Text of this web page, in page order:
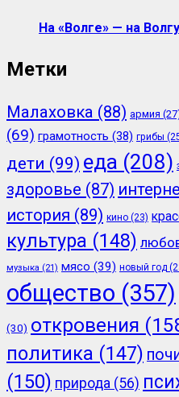
На «Волге» — на
Метки
Малаховка (88) армия
(69) грамотность (38) грибы
дети (99) еда (208)
здоровье (87)
история (89) кино (23)
культура (148)
музыка (21) мясо (39) новый год
общество (357)
(30) откровения
политика (147)
(150) природа (56)